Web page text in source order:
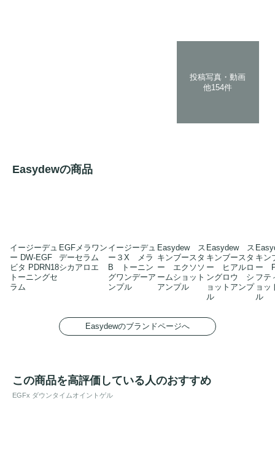
投稿写真・動画
他154件
Easydewの商品
イージーデュ
ー DW-EGF
ビタ PDRN18
トーニングセ
ラム
EGFメラワン
デーセラム
シカアロエ
イージーデュ
ー３X メラ
B トーニン
グワンデーア
ンプル
Easydew ス
キンブースタ
ー エクソソ
ームショット
アンプル
Easydew ス
キンブースタ
ー ヒアルロ
ングロウ シ
ョットアンプ
ル
キン
ー
フテ
ョッ
ル
Easydewのブランドページへ
この商品を高評価している人のおすすめ
EGFx ダウンタイムオイントゲル